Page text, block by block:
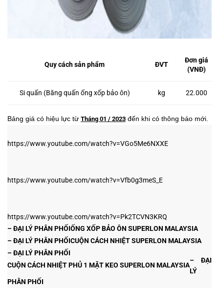
Quy cách sản phẩm ĐVT
Đơn giá
(VNĐ)
Si quấn (Băng quấn ống xốp bảo ôn) kg 22.000
Bảng giá có hiệu lực từ Tháng 01 / 2023 đến khi có thông báo mới.
https://www.youtube.com/watch?v=VGo5Me6NXXE
https://www.youtube.com/watch?v=Vfb0g3meS_E
https://www.youtube.com/watch?v=Pk2TCVN3KRQ
– ĐẠI LÝPHÂN PHỐIỐNG XỐP BẢO ÔN SUPERLON MALAYSIA
– ĐẠI LÝPHÂN PHỐICUỘN CÁCH NHIỆT SUPERLON MALAYSIA
– ĐẠI LÝPHÂN PHỐI
CUỘN CÁCH NHIỆT PHỦ 1 MẶT KEO SUPERLON MALAYSIA
– ĐẠI
LÝ
PHÂN PHỐI